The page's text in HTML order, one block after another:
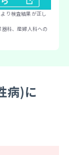
り検査結果が正し
科、産婦人科への
病)に